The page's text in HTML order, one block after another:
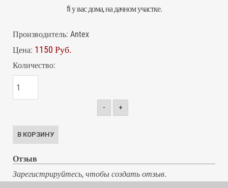
fi у вас дома, на дачном участке.
Производитель: Antex
Цена: 1150 Руб.
Количество:
- +
Отзыв
Зарегистрируйтесь, чтобы создать отзыв.